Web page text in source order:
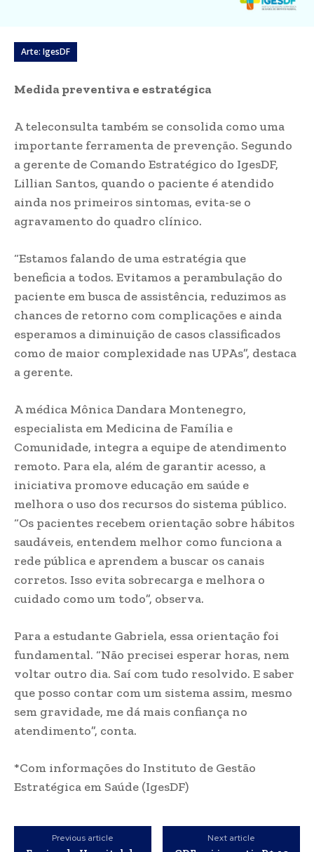
Arte: IgesDF
Medida preventiva e estratégica
A teleconsulta também se consolida como uma
importante ferramenta de prevenção. Segundo
a gerente de Comando Estratégico do IgesDF,
Lillian Santos, quando o paciente é atendido
ainda nos primeiros sintomas, evita-se o
agravamento do quadro clínico.
“Estamos falando de uma estratégia que
beneficia a todos. Evitamos a perambulação do
paciente em busca de assistência, reduzimos as
chances de retorno com complicações e ainda
esperamos a diminuição de casos classificados
como de maior complexidade nas UPAs”, destaca
a gerente.
A médica Mônica Dandara Montenegro,
especialista em Medicina de Família e
Comunidade, integra a equipe de atendimento
remoto. Para ela, além de garantir acesso, a
iniciativa promove educação em saúde e
melhora o uso dos recursos do sistema público.
“Os pacientes recebem orientação sobre hábitos
saudáveis, entendem melhor como funciona a
rede pública e aprendem a buscar os canais
corretos. Isso evita sobrecarga e melhora o
cuidado como um todo”, observa.
Para a estudante Gabriela, essa orientação foi
fundamental. “Não precisei esperar horas, nem
voltar outro dia. Saí com tudo resolvido. E saber
que posso contar com um sistema assim, mesmo
sem gravidade, me dá mais confiança no
atendimento”, conta.
*Com informações do Instituto de Gestão
Estratégica em Saúde (IgesDF)
Previous article Next article